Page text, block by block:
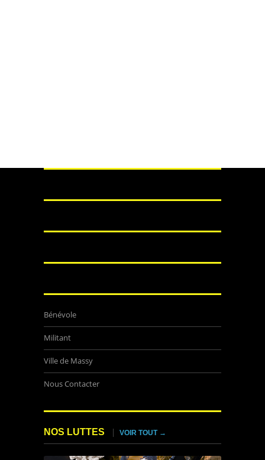
Bénévole
Militant
Ville de Massy
Nous Contacter
NOS LUTTES VOIR TOUT →